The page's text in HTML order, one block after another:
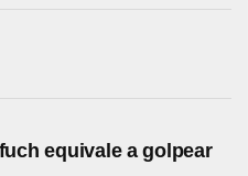
equivale a golpear